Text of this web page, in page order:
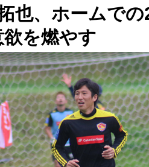
ワン
転か連破か
のシャーレ
也、ホームで
を燃やす